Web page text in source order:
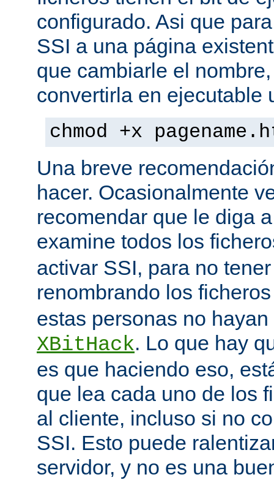
configurado. Asi que
SSI a una página
que cambiarle el
convertirla en ejecutable
chmod +x
Una breve
hacer. Ocasionalmente
recomendar que le diga
examine todos los
activar SSI, para no
renombrando los
estas personas no
XBitHack. Lo que hay
es que haciendo eso,
que lea cada uno de los
al cliente, incluso si no
SSI. Esto puede
servidor, y no es una